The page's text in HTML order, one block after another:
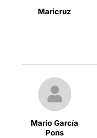
Maricruz
Mario García
Pons